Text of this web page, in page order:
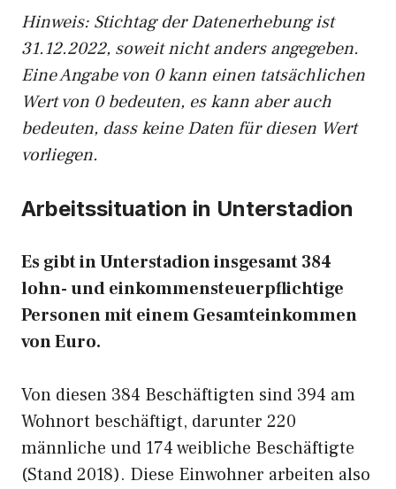
Hinweis: Stichtag der Datenerhebung ist
31.12.2022, soweit nicht anders angegeben.
Eine Angabe von 0 kann einen tatsächlichen
Wert von 0 bedeuten, es kann aber auch
bedeuten, dass keine Daten für diesen Wert
vorliegen.
Arbeitssituation in Unterstadion
Es gibt in Unterstadion insgesamt 384
lohn- und einkommensteuerpflichtige
Personen mit einem Gesamteinkommen
von Euro.
Von diesen 384 Beschäftigten sind 394 am
Wohnort beschäftigt, darunter 220
männliche und 174 weibliche Beschäftigte
(Stand 2018). Diese Einwohner arbeiten also